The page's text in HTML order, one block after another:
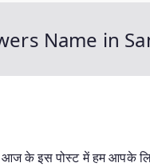
Name in
आज के इस पोस्ट में हम आपके